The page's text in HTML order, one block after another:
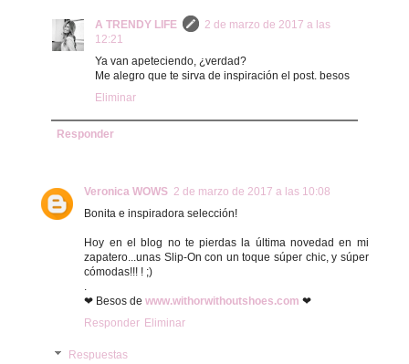
A TRENDY LIFE
2 de marzo de 2017 a las
12:21
Ya van apeteciendo, ¿verdad?
Me alegro que te sirva de inspiración el post. besos
Eliminar
Responder
Veronica WOWS 2 de marzo de 2017 a las 10:08
Bonita e inspiradora selección!
Hoy en el blog no te pierdas la última novedad en mi
zapatero...unas Slip-On con un toque súper chic, y súper
cómodas!!! ! ;)
.
❤ Besos dewww.withorwithoutshoes.com ❤
Responder Eliminar
Respuestas